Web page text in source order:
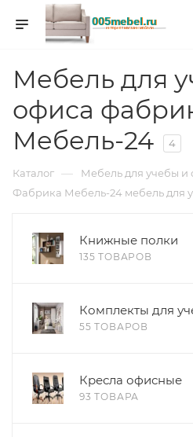
Мебель для
офиса
Мебель-24
4
Каталог — Мебель для учебы и
Фабрика Мебель-24 мебель для
Книжные полки
135 ТОВАРОВ
Комплекты для
55 ТОВАРОВ
Кресла офисные
93 ТОВАРА